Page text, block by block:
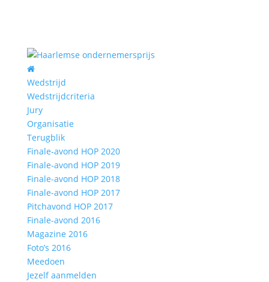
Wedstrijd
Wedstrijdcriteria
Jury
Organisatie
Terugblik
Finale-avond HOP 2020
Finale-avond HOP 2019
Finale-avond HOP 2018
Finale-avond HOP 2017
Pitchavond HOP 2017
Finale-avond 2016
Magazine 2016
Foto’s 2016
Meedoen
Jezelf aanmelden